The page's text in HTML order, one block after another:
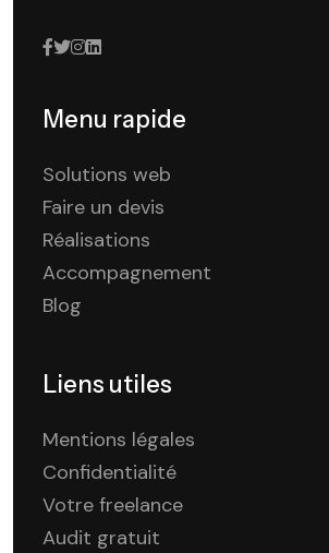
Menu rapide
Solutions web
Faire un devis
Réalisations
Accompagnement
Blog
Liens utiles
Mentions légales
Confidentialité
Votre freelance
Audit gratuit